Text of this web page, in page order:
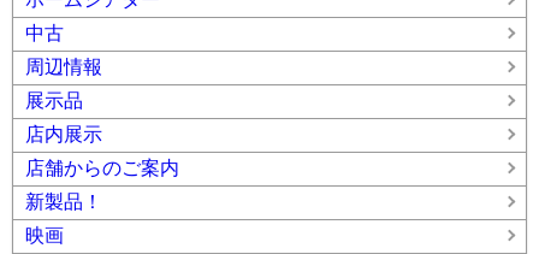
中古
周辺情報
展示品
店内展示
店舗からのご案内
新製品！
映画